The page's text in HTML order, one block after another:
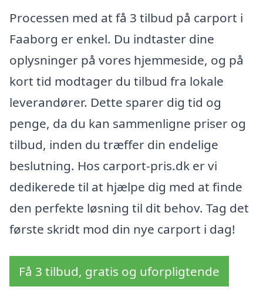
Processen med at få 3 tilbud på carport i
Faaborg er enkel. Du indtaster dine
oplysninger på vores hjemmeside, og på
kort tid modtager du tilbud fra lokale
leverandører. Dette sparer dig tid og
penge, da du kan sammenligne priser og
tilbud, inden du træffer din endelige
beslutning. Hos carport-pris.dk er vi
dedikerede til at hjælpe dig med at finde
den perfekte løsning til dit behov. Tag det
første skridt mod din nye carport i dag!
Få 3 tilbud, gratis og uforpligtende